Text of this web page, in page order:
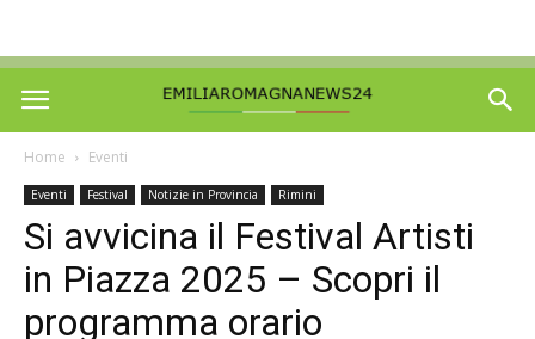
Home Eventi
Eventi Festival Notizie in Provincia Rimini
Si avvicina il Festival Artisti
in Piazza 2025 – Scopri il
programma orario